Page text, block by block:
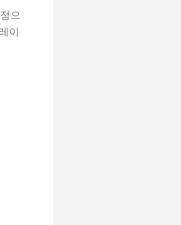
으
이